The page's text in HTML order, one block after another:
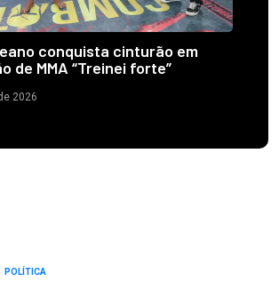
conquista cinturão em
de MMA “Treinei forte”
2026
POLÍTICA